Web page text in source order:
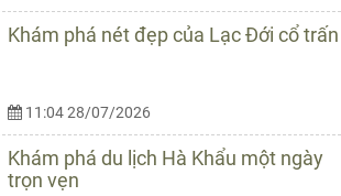
Khám phá nét đẹp của Lạc Đới cổ trấn
11:04 28/07/2026
Khám phá du lịch Hà Khẩu một ngày
trọn vẹn